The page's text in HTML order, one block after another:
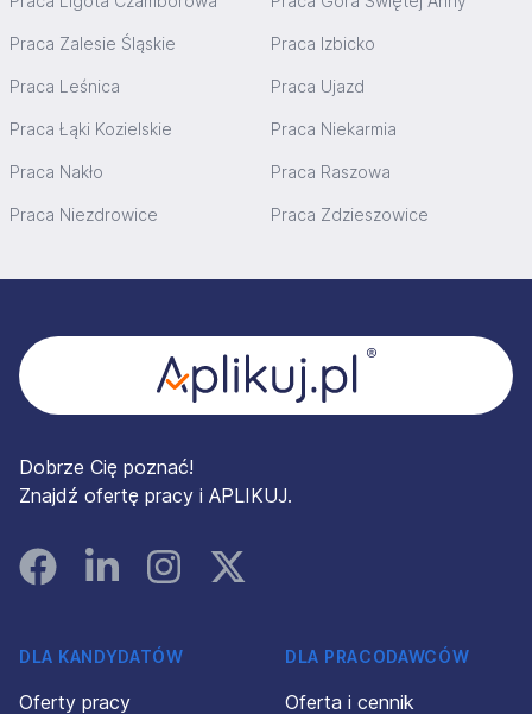
Praca Zalesie Śląskie Praca Izbicko
Praca Leśnica Praca Ujazd
Praca Łąki Kozielskie Praca Niekarmia
Praca Nakło Praca Raszowa
Praca Niezdrowice Praca Zdzieszowice
Dobrze Cię poznać!
Znajdź ofertę pracy i APLIKUJ.
FacebookLinked InInstagramInstagram
DLA KANDYDATÓW
Oferty pracy
DLA PRACODAWCÓW
Oferta i cennik